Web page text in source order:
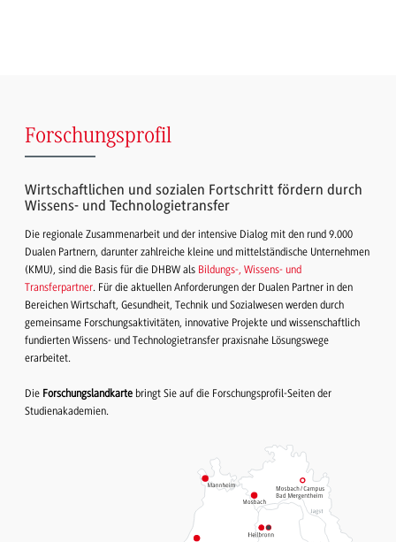
Forschungsprofil
Wirtschaftlichen und sozialen Fortschritt fördern durch
Wissens- und Technologietransfer
Die regionale Zusammenarbeit und der intensive Dialog mit den rund 9.000
Dualen Partnern, darunter zahlreiche kleine und mittelständische Unternehmen
(KMU), sind die Basis für die DHBW als Bildungs-, Wissens- und
Transferpartner. Für die aktuellen Anforderungen der Dualen Partner in den
Bereichen Wirtschaft, Gesundheit, Technik und Sozialwesen werden durch
gemeinsame Forschungsaktivitäten, innovative Projekte und wissenschaftlich
fundierten Wissens- und Technologietransfer praxisnahe Lösungswege
erarbeitet.
Die Forschungslandkarte bringt Sie auf die Forschungsprofil-Seiten der
Studienakademien.